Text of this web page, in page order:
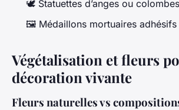
🕊️ Statuettes d’anges ou colombes
🖼️ Médaillons mortuaires adhésifs
Végétalisation et fleurs
décoration vivante
Fleurs naturelles vs